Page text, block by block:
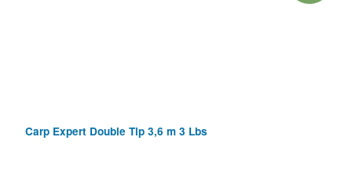
Carp Expert Double Tip 3,6 m 3 Lbs